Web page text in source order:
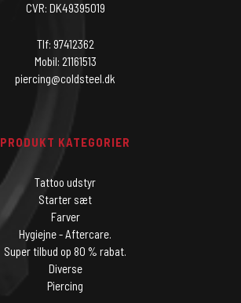
CVR: DK49395019
Tlf: 97412362
Mobil: 21161513
piercing@coldsteel.dk
PRODUKT KATEGORIER
Tattoo udstyr
Starter sæt
Farver
Hygiejne - Aftercare.
Super tilbud op 80 % rabat.
Diverse
Piercing